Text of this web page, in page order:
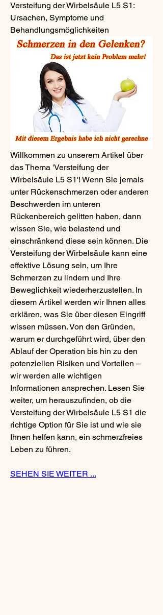
Versteifung der Wirbelsäule L5 S1:
Ursachen, Symptome und
Behandlungsmöglichkeiten
Willkommen zu unserem Artikel über
das Thema 'Versteifung der
Wirbelsäule L5 S1'! Wenn Sie jemals
unter Rückenschmerzen oder anderen
Beschwerden im unteren
Rückenbereich gelitten haben, dann
wissen Sie, wie belastend und
einschränkend diese sein können. Die
Versteifung der Wirbelsäule kann eine
effektive Lösung sein, um Ihre
Schmerzen zu lindern und Ihre
Beweglichkeit wiederherzustellen. In
diesem Artikel werden wir Ihnen alles
erklären, was Sie über diesen Eingriff
wissen müssen. Von den Gründen,
warum er durchgeführt wird, über den
Ablauf der Operation bis hin zu den
potenziellen Risiken und Vorteilen –
wir werden alle wichtigen
Informationen ansprechen. Lesen Sie
weiter, um herauszufinden, ob die
Versteifung der Wirbelsäule L5 S1 die
richtige Option für Sie ist und wie sie
Ihnen helfen kann, ein schmerzfreies
Leben zu führen.
SEHEN SIE WEITER ...